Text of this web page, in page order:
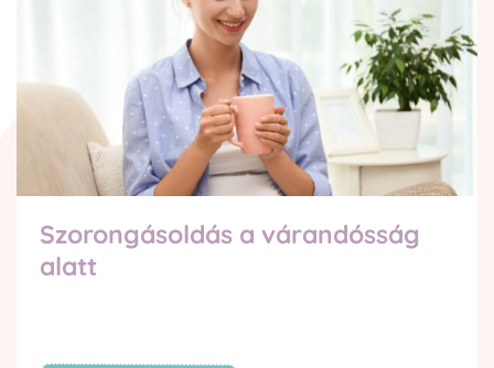
Szorongásoldás a várandósság
alatt